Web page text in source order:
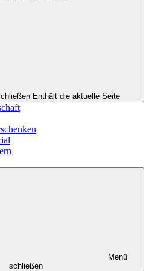
Enthält die aktuelle Seite
Menü
schließen